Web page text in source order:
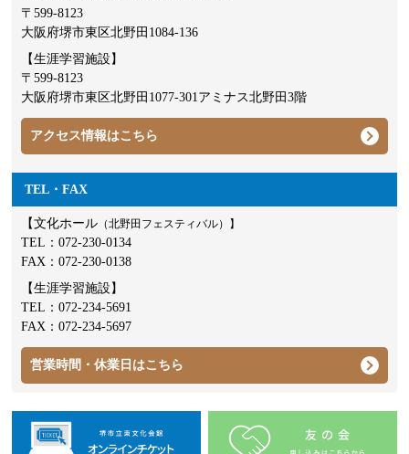
〒599-8123
大阪府堺市東区北野田1084-136
【生涯学習施設】
〒599-8123
大阪府堺市東区北野田1077-301アミナス北野田3階
アクセス情報はこちら
TEL・FAX
【文化ホール （北野田フェスティバル）】
TEL：072-230-0134
FAX：072-230-0138
【生涯学習施設】
TEL：072-234-5691
FAX：072-234-5697
営業時間・休業日はこちら